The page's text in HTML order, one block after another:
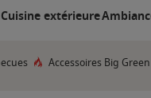
Cuisine extérieure
Accessoires Big